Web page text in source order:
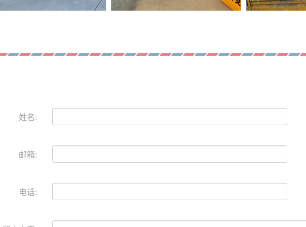
姓名:
邮箱:
电话: